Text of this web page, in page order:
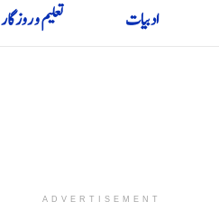
ادبیات تعلیم و روزگار
ADVERTISEMENT